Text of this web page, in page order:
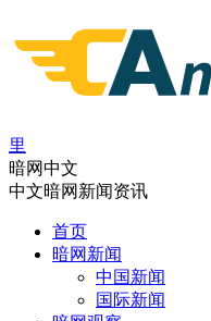
里
暗网中文
中文暗网新闻资讯
首页
暗网新闻
中国新闻
国际新闻